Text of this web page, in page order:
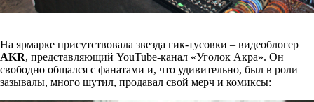
На ярмарке присутствовала звезда гик-тусовки – видеоблогер
AKR, представляющий YouTube-канал «Уголок Акра». Он
свободно общался с фанатами и, что удивительно, был в роли
зазывалы, много шутил, продавал свой мерч и комиксы: